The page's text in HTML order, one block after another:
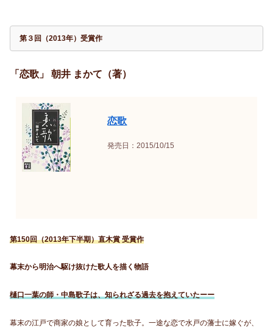
第３回（2013年）受賞作
「恋歌」 朝井 まかて（著）
恋歌
発売日：2015/10/15
第150回（2013年下半期）直木賞 受賞作
幕末から明治へ駆け抜けた歌人を描く物語
樋口一葉の師・中島歌子は、知られざる過去を抱えていたーー
幕末の江戸で商家の娘として育った歌子。一途な恋で水戸の藩士に嫁ぐが、